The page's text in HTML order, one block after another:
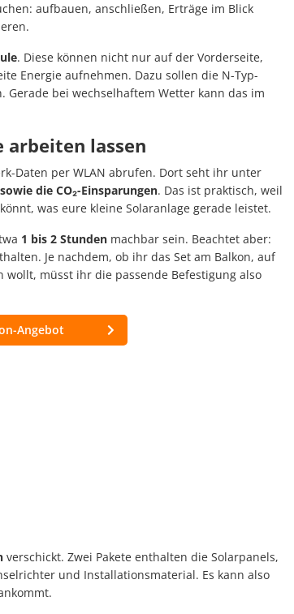
aufbauen, anschließen, Erträge im Blick
. Diese können nicht nur auf der Vorderseite,
Energie aufnehmen. Dazu sollen die N-Typ-
bei wechselhaftem Wetter kann das im
arbeiten lassen
Daten per WLAN abrufen. Dort seht ihr unter
die CO₂-Einsparungen. Das ist praktisch, weil
was eure kleine Solaranlage gerade leistet.
1 bis 2 Stunden machbar sein. Beachtet aber:
Je nachdem, ob ihr das Set am Balkon, auf
müsst ihr die passende Befestigung also
Angebot
verschickt. Zwei Pakete enthalten die Solarpanels,
und Installationsmaterial. Es kann also